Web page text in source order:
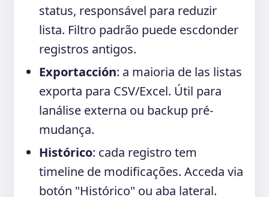
status, responsável para reduzir
lista. Filtro padrão puede escdonder
registros antigos.
Exportacción: a maioria de las listas
exporta para CSV/Excel. Útil para
lanálise externa ou backup pré-
mudança.
Histórico: cada registro tem
timeline de modificações. Acceda via
botón "Histórico" ou aba lateral.